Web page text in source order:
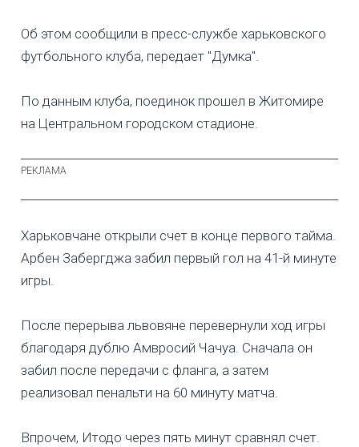
Об этом сообщили в пресс-службе харьковского
футбольного клуба, передает "Думка".
По данным клуба, поединок прошел в Житомире
на Центральном городском стадионе.
Харьковчане открыли счет в конце первого тайма.
Арбен Забергджа забил первый гол на 41-й минуте
игры.
После перерыва львовяне перевернули ход игры
благодаря дублю Амвросий Чачуа. Сначала он
забил после передачи с фланга, а затем
реализовал пенальти на 60 минуту матча.
Впрочем, Итодо через пять минут сравнял счет.